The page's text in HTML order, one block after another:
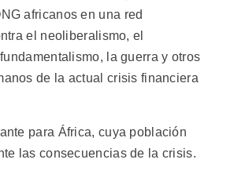
africanos en una red
el neoliberalismo, el
la guerra y otros
de la actual crisis financiera
para África, cuya población
las consecuencias de la crisis.